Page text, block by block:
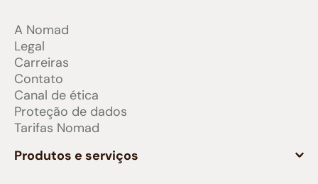
A Nomad
Legal
Carreiras
Contato
Canal de ética
Proteção de dados
Tarifas Nomad
Produtos e serviços